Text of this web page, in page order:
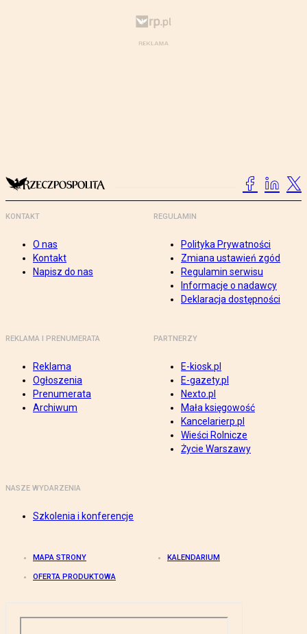
KONTAKT
O nas
Kontakt
Napisz do nas
REGULAMIN
Polityka Prywatności
Zmiana ustawień zgód
Regulamin serwisu
Informacje o nadawcy
Deklaracja dostępności
REKLAMA I PRENUMERATA
Reklama
Ogłoszenia
Prenumerata
Archiwum
PARTNERZY
E-kiosk.pl
E-gazety.pl
Nexto.pl
Mała księgowość
Kancelarierp.pl
Wieści Rolnicze
Życie Warszawy
NASZE WYDARZENIA
Szkolenia i konferencje
MAPA STRONY KALENDARIUM
OFERTA PRODUKTOWA